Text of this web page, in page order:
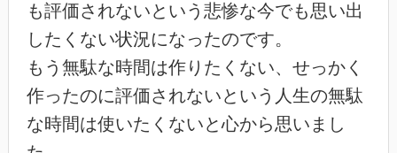
も評価されないという悲惨な今でも思い出
したくない状況になったのです。
もう無駄な時間は作りたくない、せっかく
作ったのに評価されないという人生の無駄
な時間は使いたくないと心から思いまし